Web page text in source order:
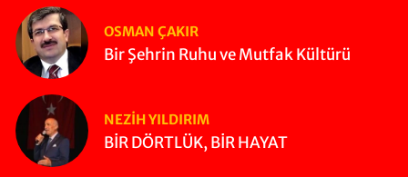
OSMAN ÇAKIR
Bir Şehrin Ruhu ve Mutfak Kültürü
NEZIH YILDIRIM
BİR DÖRTLÜK, BİR HAYAT